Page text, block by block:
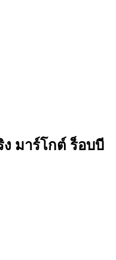
ง มาร์โกต์ ร็อบบี